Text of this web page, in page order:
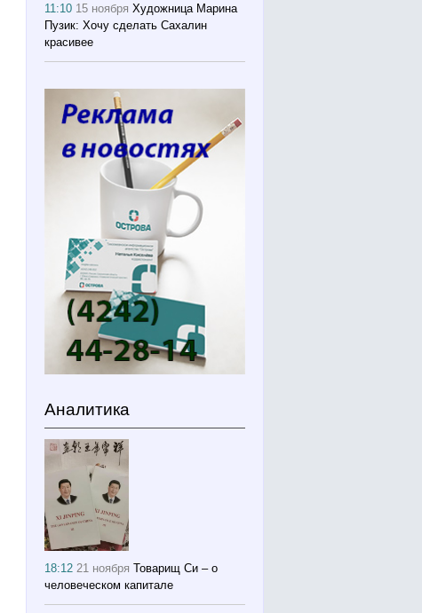
11:10 15 ноября Художница Марина
Пузик: Хочу сделать Сахалин
красивее
Аналитика
18:1221 ноября Товарищ Си – о
человеческом капитале